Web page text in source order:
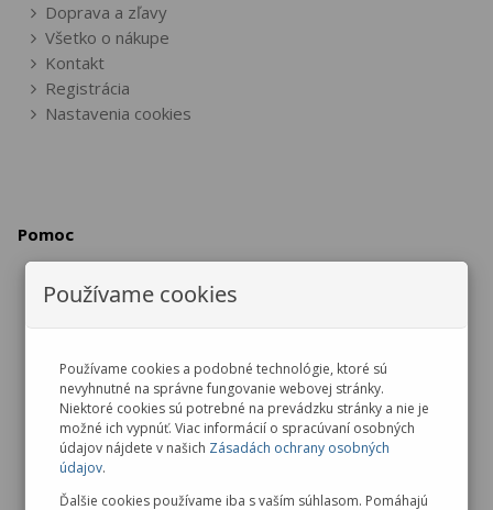
Doprava a zľavy
Všetko o nákupe
Kontakt
Registrácia
Nastavenia cookies
Používame cookies
Používame cookies a podobné technológie, ktoré sú
nevyhnutné na správne fungovanie webovej stránky.
Niektoré cookies sú potrebné na prevádzku stránky a nie je
možné ich vypnúť. Viac informácií o spracúvaní osobných
údajov nájdete v našich Zásadách ochrany osobných
údajov.
Ďalšie cookies používame iba s vaším súhlasom. Pomáhajú
Pomoc
Vrátenie / výmena tovaru
Reklamácia tovaru
Ochrana osobných údajov